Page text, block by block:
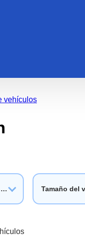
vehículos
Tamaño del